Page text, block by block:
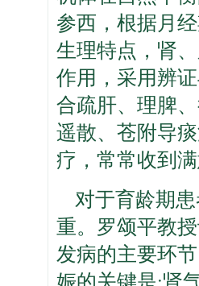
参西，根据月
生理特点，肾
作用，采用辨
合疏肝、理脾
遥散、苍附导
疗，常常收到
对于育龄期
重。罗颂平教
发病的主要环